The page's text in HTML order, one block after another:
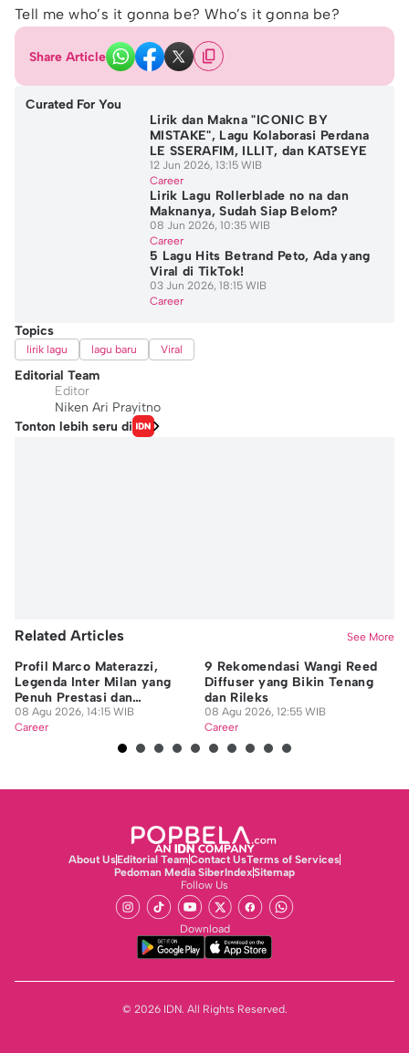
Tell me who’s it gonna be? Who’s it gonna be?
Share Article
Curated For You
Lirik dan Makna "ICONIC BY
MISTAKE", Lagu Kolaborasi Perdana
LE SSERAFIM, ILLIT, dan KATSEYE
12 Jun 2026, 13:15 WIB
Career
Lirik Lagu Rollerblade no na dan
Maknanya, Sudah Siap Belom?
08 Jun 2026, 10:35 WIB
Career
5 Lagu Hits Betrand Peto, Ada yang
Viral di TikTok!
03 Jun 2026, 18:15 WIB
Career
Topics
lirik lagu lagu baru Viral
Editorial Team
Editor
Niken Ari Prayitno
Tonton lebih seru di
Related Articles See More
Profil Marco Materazzi,
Legenda Inter Milan yang
Penuh Prestasi dan
Kontroversi
08 Agu 2026, 14:15 WIB
Career
9 Rekomendasi Wangi Reed
Diffuser yang Bikin Tenang
dan Rileks
08 Agu 2026, 12:55 WIB
Career
About UsEditorial TeamContact UsTerms of Services
Pedoman Media SiberIndexSitemap
Follow Us
Download
© 2026 IDN. All Rights Reserved.